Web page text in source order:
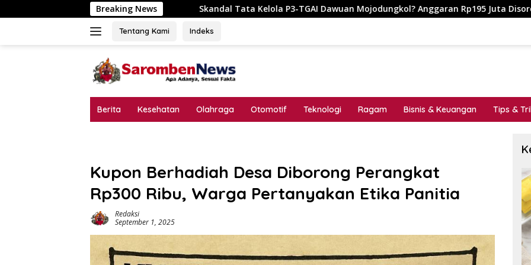
ke
Breaking News
Skandal Tata Kelola P3-TGAI Dawuan Mojodungkol? Anggaran Rp195 Juta Disorot, Dugaan Konflik
Tentang Kami Indeks
Berita Kesehatan Olahraga Otomotif Teknologi Ragam Bisnis & Keuangan Tips &
Kupon Berhadiah Desa Diborong Perangkat
Rp300 Ribu, Warga Pertanyakan Etika Panitia
Redaksi
September 1, 2025